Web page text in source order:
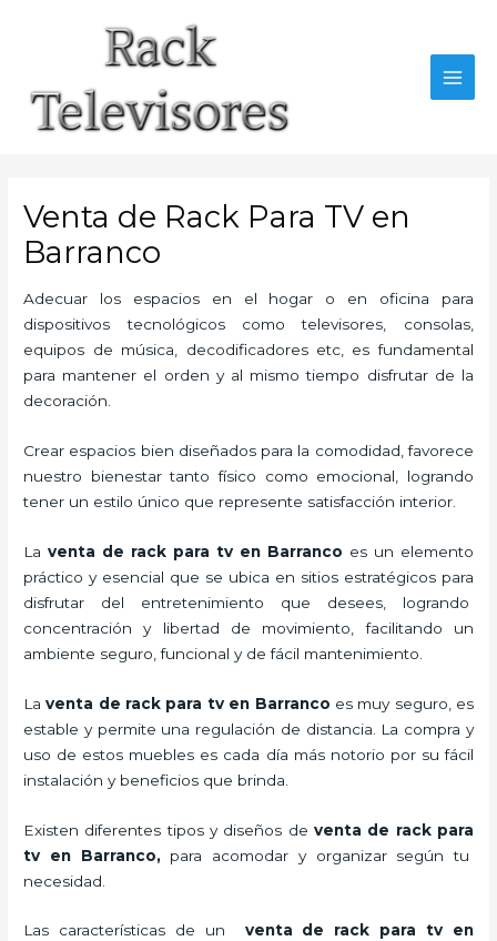
Venta de Rack Para TV en
Barranco
Adecuar los espacios en el hogar o en oficina para
dispositivos tecnológicos como televisores, consolas,
equipos de música, decodificadores etc, es fundamental
para mantener el orden y al mismo tiempo disfrutar de la
decoración.
Crear espacios bien diseñados para la comodidad, favorece
nuestro bienestar tanto físico como emocional, logrando
tener un estilo único que represente satisfacción interior.
Laventa de rack para tv en Barranco es un elemento
práctico y esencial que se ubica en sitios estratégicos para
disfrutar del entretenimiento que desees, logrando
concentración y libertad de movimiento, facilitando un
ambiente seguro, funcional y de fácil mantenimiento.
Laventa de rack para tven Barranco es muy seguro, es
estable y permite una regulación de distancia. La compra y
uso de estos muebles es cada día más notorio por su fácil
instalación y beneficios que brinda.
Existen diferentes tipos y diseños de venta de rack para
tv en Barranco,para acomodar y organizar según tu
necesidad.
Las características de un venta de rack para tv en